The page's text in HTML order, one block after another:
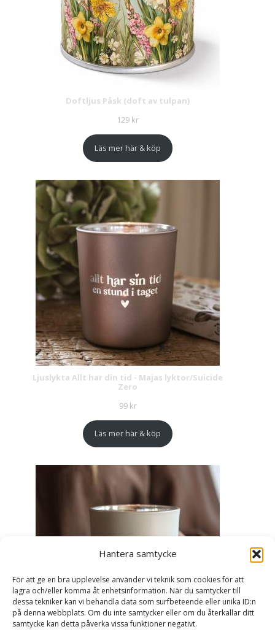
Hantera samtycke
För att ge en bra upplevelse använder vi teknik som cookies för att
lagra och/eller komma åt enhetsinformation. När du samtycker till
dessa tekniker kan vi behandla data som surfbeteende eller unika ID:n
på denna webbplats. Om du inte samtycker eller om du återkallar ditt
samtycke kan detta påverka vissa funktioner negativt.
Doftljus Påsk (doft av tulpan)
129 kr
Läs mer här & köp
Ljuslykta Allt har din tid - Majas lyktor/Suicide
Zero
99 kr
Läs mer här & köp